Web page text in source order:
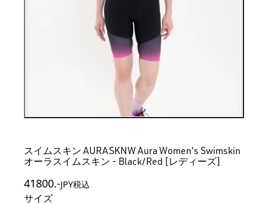
スイムスキン AURASKNW Aura Women's Swimskin
オーラスイムスキン - Black/Red [レディーズ]
41800.-JPY税込
サイズ